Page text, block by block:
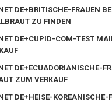
DE+BRITISCHE-FRAUEN
ZU FINDEN
DE+CUPID-COM-TEST
DE+ECUADORIANISCHE-
ZUM VERKAUF
DE+HEISE-KOREANISCHE-